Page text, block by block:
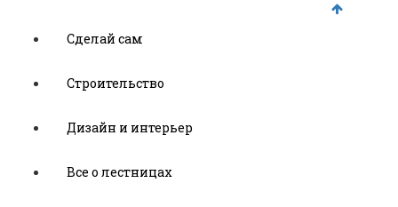
Сделай сам
Строительство
Дизайн и интерьер
Все о лестницах